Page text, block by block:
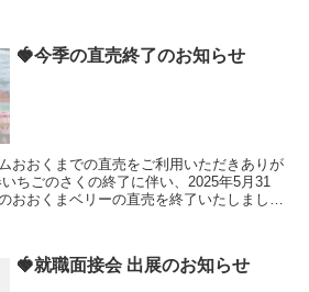
🍓今季の直売終了のお知らせ
おおくまでの直売をご利用いただきありが
ちごのさくの終了に伴い、2025年5月31
おおくまベリーの直売を終了いたしまし
🍓就職面接会 出展のお知らせ